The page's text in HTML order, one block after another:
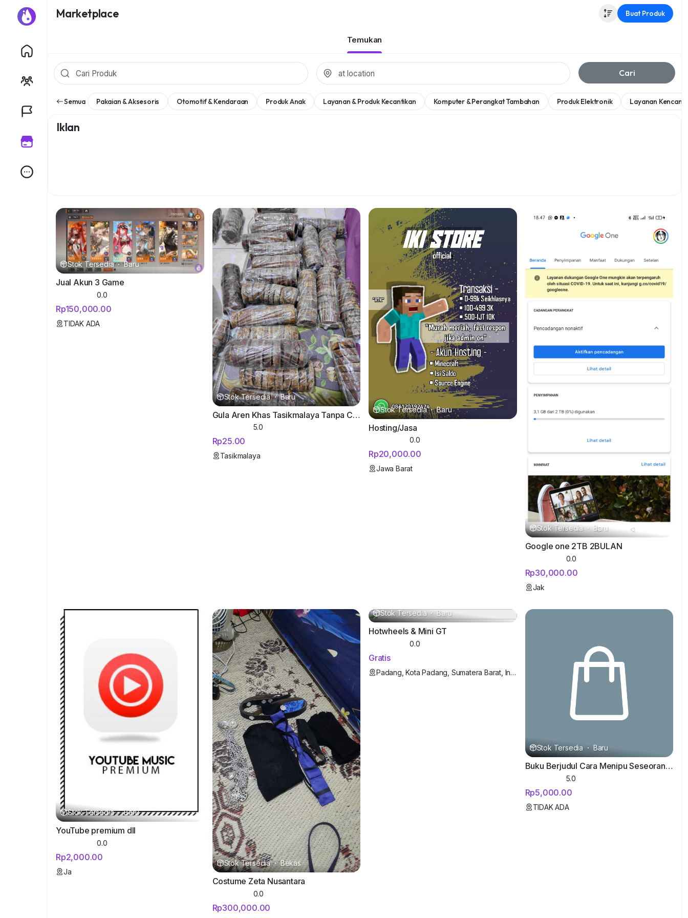
Marketplace Buat Produk
Temukan
Cari
Semua Pakaian & Aksesoris Otomotif & Kendaraan Produk Anak Layanan & Produk Kecantikan Komputer & Perangkat Tambahan Produk Elektronik Layanan Kencan
Iklan
Stok Tersedia · Baru
Jual Akun 3 Game
0.0
Rp150,000.00
TIDAK ADA
Stok Tersedia · Baru
Gula Aren Khas Tasikmalaya Tanpa Campuran
5.0
Rp25.00
Tasikmalaya
Stok Tersedia · Baru
Hosting/Jasa
0.0
Rp20,000.00
Jawa Barat
Stok Tersedia · Baru
Google one 2TB 2BULAN
0.0
Rp30,000.00
Jak
Stok Tersedia · Baru
YouTube premium dll
0.0
Rp2,000.00
Ja
Stok Tersedia · Bekas
Costume Zeta Nusantara
0.0
Rp300,000.00
Stok Tersedia · Baru
Hotwheels & Mini GT
0.0
Gratis
Padang, Kota Padang, Sumatera Barat, Indonesia
Stok Tersedia · Baru
Buku Berjudul Cara Menipu Seseorang Di Marketplace KuySocial
5.0
Rp5,000.00
TIDAK ADA